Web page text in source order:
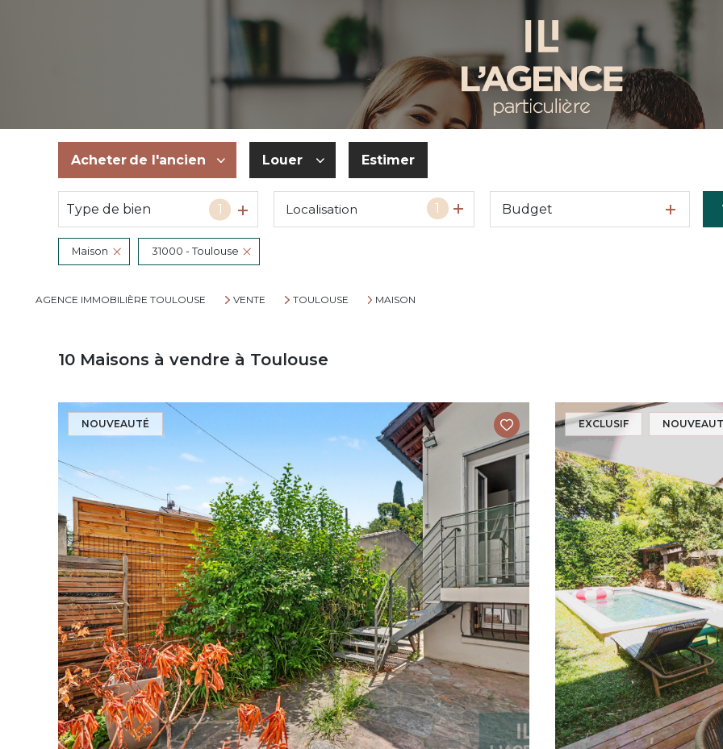
Acheter de l'ancien
De l'ancien
Du neuf
De l'immo pro
Louer
à l'année
Estimer
Type de bien 1 1
Localisation Budget
Maison 31000 - Toulouse
AGENCE IMMOBILIÈRE TOULOUSE VENTE TOULOUSE MAISON
10 Maisons à vendre à Toulouse
NOUVEAUTÉ EXCLUSIF